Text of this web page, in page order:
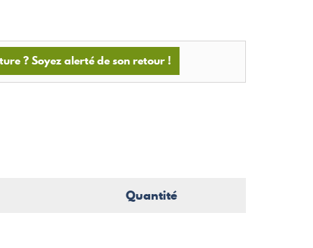
? Soyez alerté de son retour !
Quantité